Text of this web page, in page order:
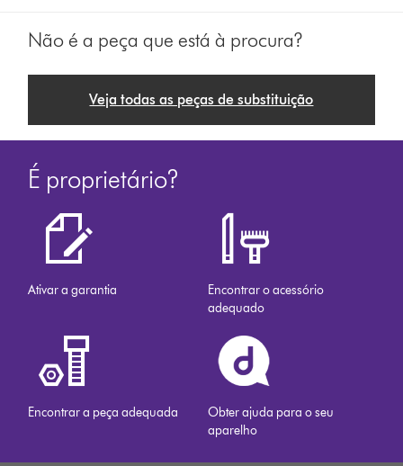
Não é a peça que está à procura?
Veja todas as peças de substituição
É proprietário?
Ativar a garantia
Encontrar o acessório
adequado
Encontrar a peça adequada
Obter ajuda para o seu
aparelho